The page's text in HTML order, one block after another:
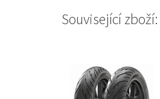
Související zboží: